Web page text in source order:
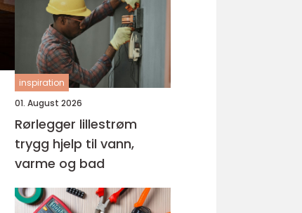
inspiration
01. August 2026
Rørlegger lillestrøm
trygg hjelp til vann,
varme og bad